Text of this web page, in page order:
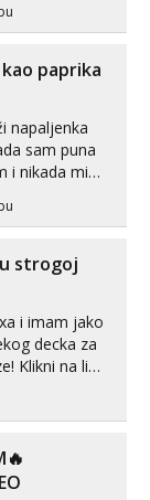
trazim puno
poljupce po
kad
paprika
napaljenka
sam puna
i nikada mi
gdje zato se
cekam te!
strogoj
i imam jako
decka za